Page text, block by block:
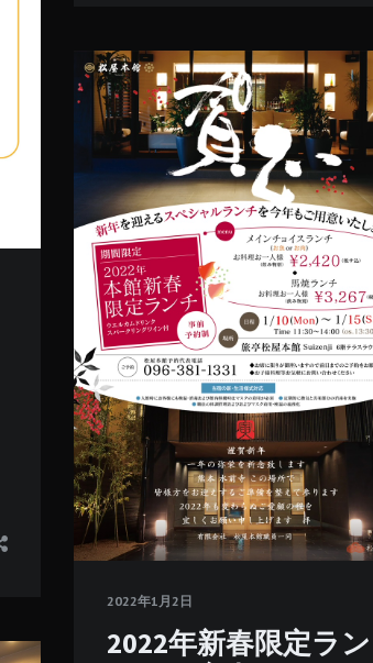
2022年1月2日
2022年新春限定ラン